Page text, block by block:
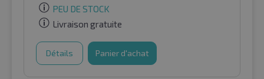
PEU DE STOCK
Livraison gratuite
Détails Panier d'achat